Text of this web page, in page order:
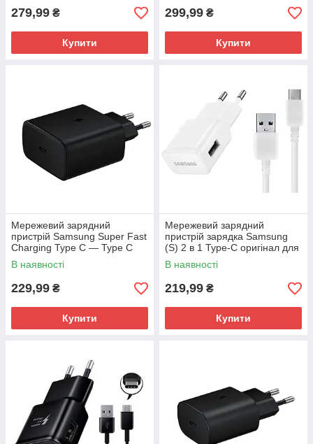
279,99 ₴
Купити
299,99 ₴
Купити
Мережевий зарядний
пристрій Samsung Super Fast
Charging Type C — Type C
45W PD
В наявності
229,99 ₴
Купити
Мережевий зарядний
пристрій зарядка Samsung
(S) 2 в 1 Type-C оригінал для
Samsung Galaxy S9+ S9 Plus
G965
В наявності
219,99 ₴
Купити